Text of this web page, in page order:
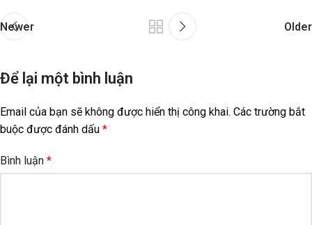
Newer Older
Để lại một bình luận
Email của bạn sẽ không được hiển thị công khai. Các trường bắt
buộc được đánh dấu *
Bình luận *